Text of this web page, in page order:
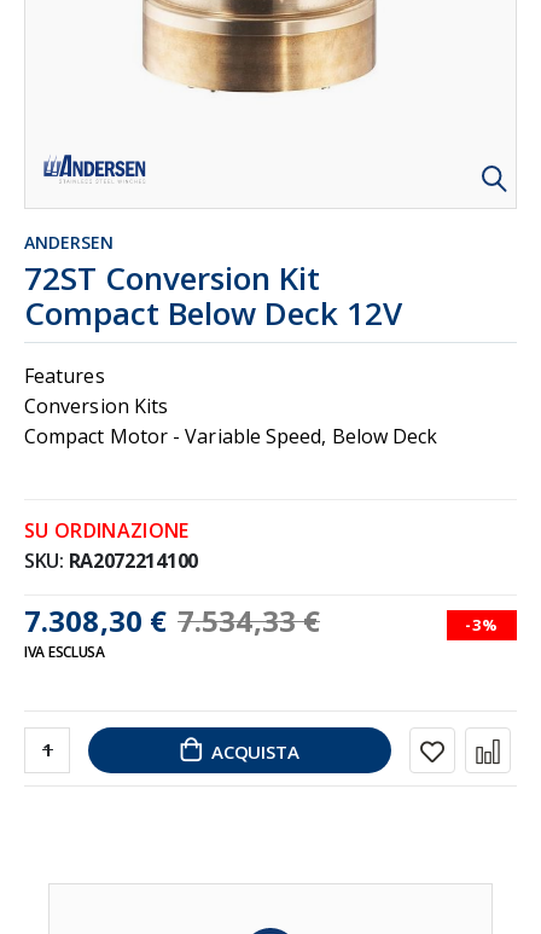
ANDERSEN
72ST Conversion Kit
Compact Below Deck 12V
Features
Conversion Kits
Compact Motor - Variable Speed, Below Deck
7.308,30 € 7.534,33 € -3%
IVA ESCLUSA
SU ORDINAZIONE
SKU RA2072214100
ACQUISTA